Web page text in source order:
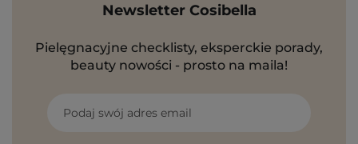
Newsletter Cosibella
Pielęgnacyjne checklisty, eksperckie porady,
beauty nowości - prosto na maila!
Podaj swój adres email